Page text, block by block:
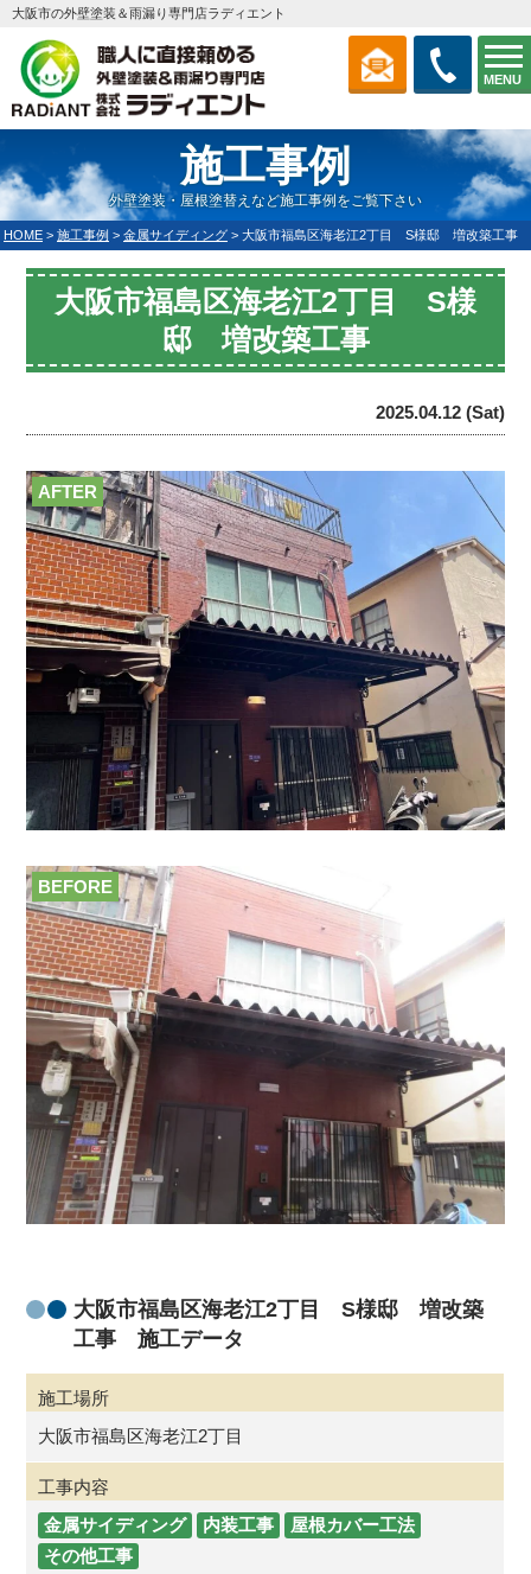
MENU
大阪市の外壁塗装＆雨漏り専門店ラディエント
施工事例
外壁塗装・屋根塗替えなど施工事例をご覧下さい
HOME > 施工事例 > 金属サイディング > 大阪市福島区海老江2丁目 S様邸 増改築工事
大阪市福島区海老江2丁目 S様
邸 増改築工事
2025.04.12 (Sat)
AFTER
BEFORE
大阪市福島区海老江2丁目 S様邸 増改築
工事 施工データ
施工場所
大阪市福島区海老江2丁目
工事内容
金属サイディング
内装工事
屋根カバー工法
その他工事